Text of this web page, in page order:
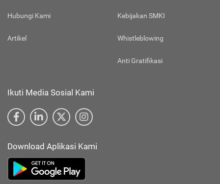
Hubungi Kami
Artikel
Kebijakan SMKI
Whistleblowing
Anti Gratifikasi
Ikuti Media Sosial Kami
Download Aplikasi Kami